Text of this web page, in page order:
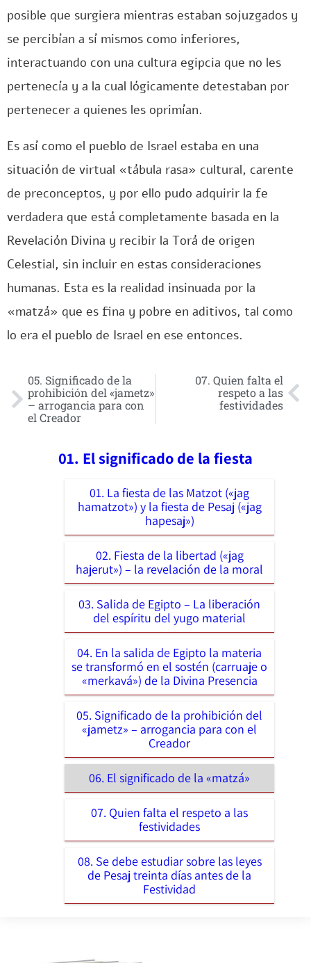
posible que surgiera mientras estaban sojuzgados y
se percibían a sí mismos como inferiores,
interactuando con una cultura egipcia que no les
pertenecía y a la cual lógicamente detestaban por
pertenecer a quienes les oprimían.
Es así como el pueblo de Israel estaba en una
situación de virtual «tábula rasa» cultural, carente
de preconceptos, y por ello pudo adquirir la fe
verdadera que está completamente basada en la
Revelación Divina y recibir la Torá de origen
Celestial, sin incluir en estas consideraciones
humanas. Esta es la realidad insinuada por la
«matzá» que es fina y pobre en aditivos, tal como
lo era el pueblo de Israel en ese entonces.
05. Significado de la
prohibición del «jametz»
– arrogancia para con
el Creador
07. Quien falta el
respeto a las
festividades
01. El significado de la fiesta
01. La fiesta de las Matzot («jag
hamatzot») y la fiesta de Pesaj («jag
hapesaj»)
02. Fiesta de la libertad («jag
hajerut») – la revelación de la moral
03. Salida de Egipto – La liberación
del espíritu del yugo material
04. En la salida de Egipto la materia
se transformó en el sostén (carruaje o
«merkavá») de la Divina Presencia
05. Significado de la prohibición del
«jametz» – arrogancia para con el
Creador
06. El significado de la «matzá»
07. Quien falta el respeto a las
festividades
08. Se debe estudiar sobre las leyes
de Pesaj treinta días antes de la
Festividad